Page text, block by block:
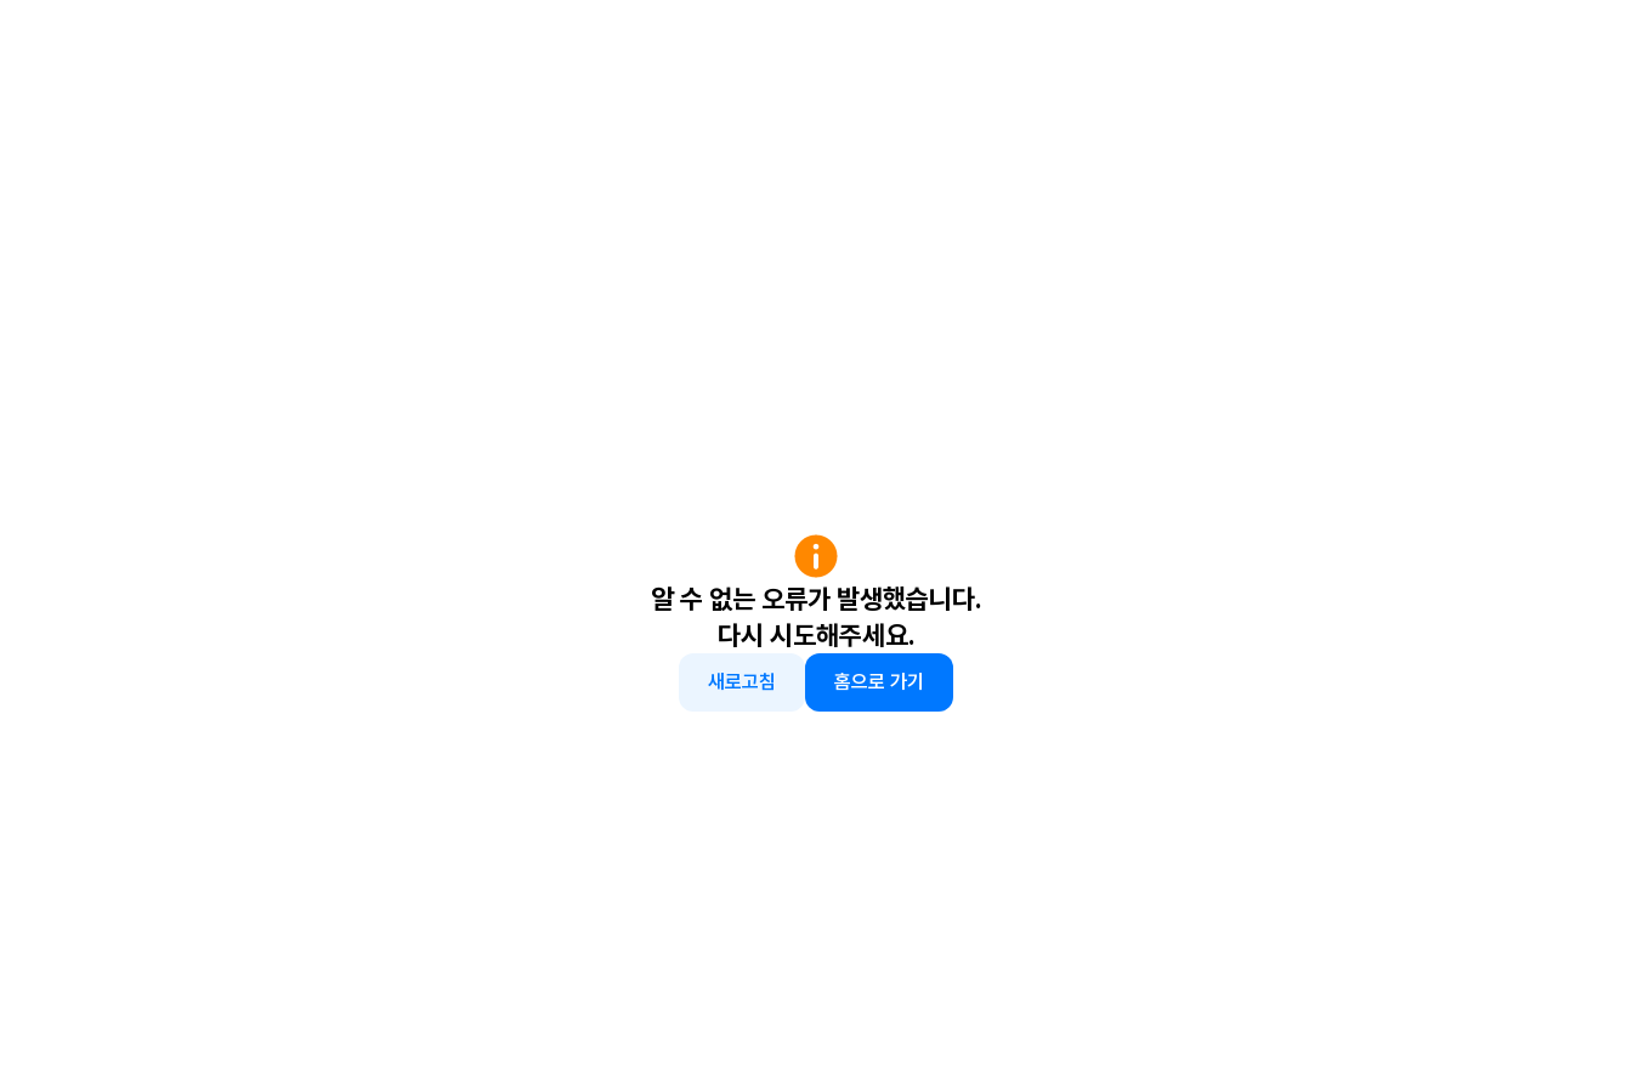
알 수 없는 오류가 발생했습니다.
다시 시도해주세요.
새로고침 홈으로 가기